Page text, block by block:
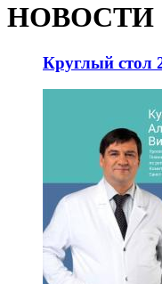
НОВОСТИ
Круглый стол